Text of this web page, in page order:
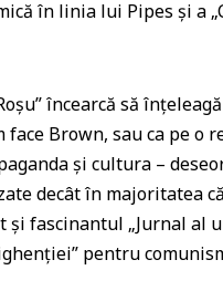
în linia lui Pipes şi a
încearcă să
Brown, sau ca pe
şi cultura –
decât în majoritatea
şi fascinantul „Jurnal
pentru